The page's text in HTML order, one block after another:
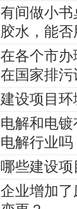
有间做小
胶水，能
在各个市
在国家排
建设项目
电解和电
电解行业吗
哪些建设
企业增加